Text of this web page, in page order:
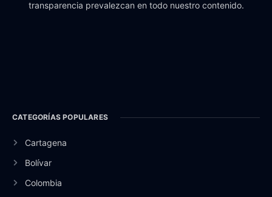
transparencia prevalezcan en todo nuestro contenido.
CATEGORÍAS POPULARES
Cartagena
Bolívar
Colombia